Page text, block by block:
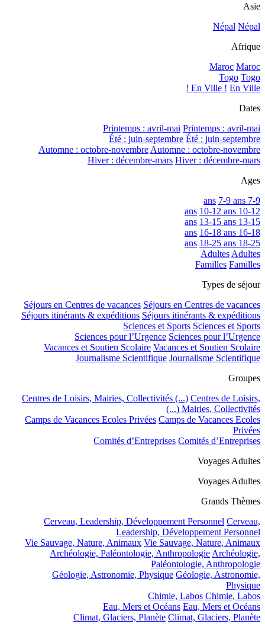
Asie
Népal Népal
Afrique
Maroc Maroc
Togo Togo
En Ville ! En Ville !
Dates
Printemps : avril-mai Printemps : avril-mai
Été : juin-septembre Été : juin-septembre
Automne : octobre-novembre Automne : octobre-novembre
Hiver : décembre-mars Hiver : décembre-mars
Ages
7-9 ans
7-9 ans
10-12 ans
10-12 ans
13-15 ans
13-15 ans
16-18 ans
16-18 ans
18-25 ans
18-25 ans
Adultes Adultes
Familles Familles
Types de séjour
Séjours en Centres de vacances Séjours en Centres de vacances
Séjours itinérants & expéditions Séjours itinérants & expéditions
Sciences et Sports Sciences et Sports
Sciences pour l’Urgence Sciences pour l’Urgence
Vacances et Soutien Scolaire Vacances et Soutien Scolaire
Journalisme Scientifique Journalisme Scientifique
Groupes
Centres de Loisirs, Mairies, Collectivités (...) Centres de Loisirs,
Mairies, Collectivités (...)
Camps de Vacances Ecoles Privées Camps de Vacances Ecoles
Privées
Comités d’Entreprises Comités d’Entreprises
Voyages Adultes
Voyages Adultes
Grands Thèmes
Cerveau, Leadership, Développement Personnel Cerveau,
Leadership, Développement Personnel
Vie Sauvage, Nature, Animaux Vie Sauvage, Nature, Animaux
Archéologie, Paléontologie, Anthropologie Archéologie,
Paléontologie, Anthropologie
Géologie, Astronomie, Physique Géologie, Astronomie,
Physique
Chimie, Labos Chimie, Labos
Eau, Mers et Océans Eau, Mers et Océans
Climat, Glaciers, Planète Climat, Glaciers, Planète